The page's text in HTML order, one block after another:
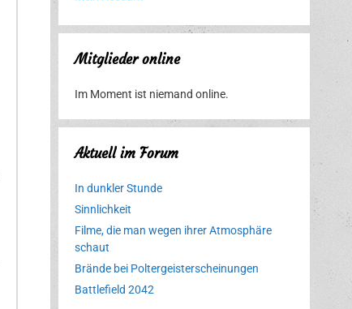
Mitglieder online
Im Moment ist niemand online.
Aktuell im Forum
In dunkler Stunde
Sinnlichkeit
Filme, die man wegen ihrer Atmosphäre
schaut
Brände bei Poltergeisterscheinungen
Battlefield 2042